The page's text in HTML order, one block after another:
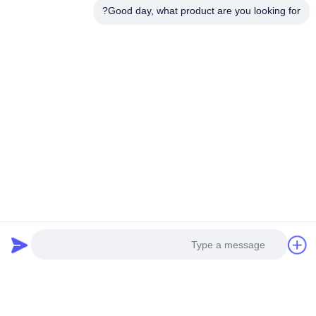
Good day, what product are you looking for?